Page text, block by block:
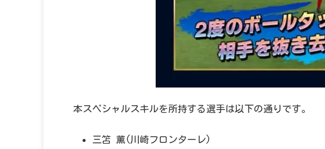
本スペシャルスキルを所持する選手は以下の通りです。
三笘 薫(川崎フロンターレ)